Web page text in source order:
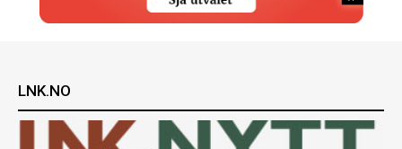
LNK.NO